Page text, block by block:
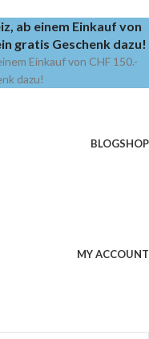
ab einem Einkauf von
gratis Geschenk dazu!
Einkauf von CHF 150.-
dazu!
BLOGSHOP
MY ACCOUNT